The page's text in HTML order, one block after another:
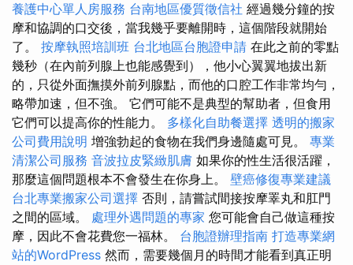
養護中心單人房服務 台南地區優質徵信社 經過幾分鐘的按
摩和協調的口交後，當我幾乎要離開時，這個階段就開始
了。 按摩執照培訓班 台北地區台胞證申請 在此之前的零點
幾秒（在內前列腺上也能感覺到），他小心翼翼地拔出新
的，只從外面撫摸外前列腺點，而他的口腔工作非常均勻，
略帶加速，但不強。 它們可能不是典型的幫助者，但食用
它們可以提高你的性能力。 多樣化自助餐選擇 透明的搬家
公司費用說明 增強勃起的食物在我們身邊隨處可見。 專業
清潔公司服務 音波拉皮緊緻肌膚 如果你的性生活很活躍，
那麼這個問題根本不會發生在你身上。 壁癌修復專業建議
台北專業搬家公司選擇 否則，請嘗試間接按摩睪丸和肛門
之間的區域。 處理外遇問題的專家 您可能會自己做這種按
摩，因此不會花費您一福林。 台胞證辦理指南 打造專業網
站的WordPress 然而，需要幾個月的時間才能看到真正明